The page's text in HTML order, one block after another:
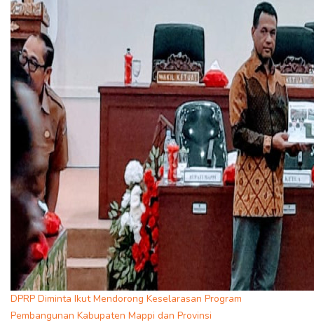
DPRP Diminta Ikut Mendorong Keselarasan Program
Pembangunan Kabupaten Mappi dan Provinsi